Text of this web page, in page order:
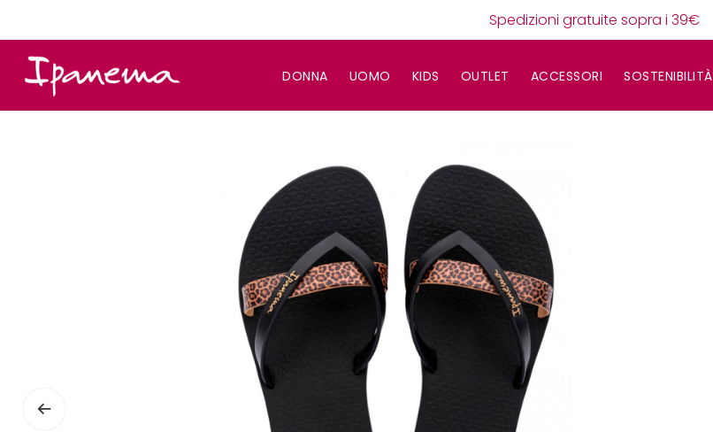
Spedizioni gratuite sopra i 39€
DONNA UOMO KIDS OUTLET ACCESSORI SOSTENIBILITÀ